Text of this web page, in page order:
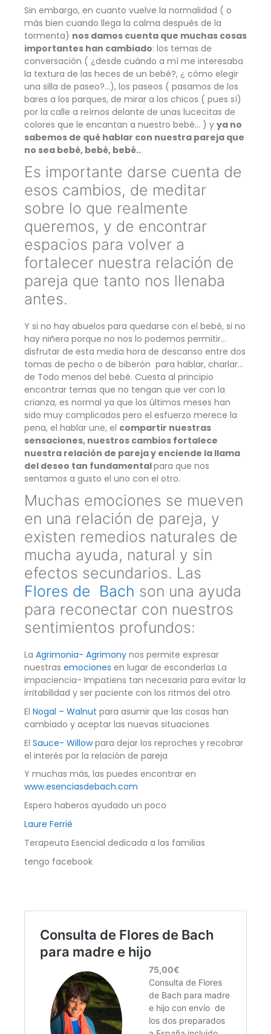
Sin embargo, en cuanto vuelve la normalidad ( o
más bien cuando llega la calma después de la
tormenta) nos damos cuenta que muchas cosas
importantes han cambiado: los temas de
conversación ( ¿desde cuándo a mí me interesaba
la textura de las heces de un bebé?, ¿ cómo elegir
una silla de paseo?…), los paseos ( pasamos de los
bares a los parques, de mirar a los chicos ( pues sí)
por la calle a reírnos delante de unas lucecitas de
colores que le encantan a nuestro bebé… ) y ya no
sabemos de qué hablar con nuestra pareja que
no sea bebé, bebé, bebé..
Es importante darse cuenta de
esos cambios, de meditar
sobre lo que realmente
queremos, y de encontrar
espacios para volver a
fortalecer nuestra relación de
pareja que tanto nos llenaba
antes.
Y si no hay abuelos para quedarse con el bebé, si no
hay niñera porque no nos lo podemos permitir…
disfrutar de esta media hora de descanso entre dos
tomas de pecho o de biberón para hablar, charlar…
de Todo menos del bebé. Cuesta al principio
encontrar temas que no tengan que ver con la
crianza, es normal ya que los últimos meses han
sido muy complicados pero el esfuerzo merece la
pena, el hablar une, el compartir nuestras
sensaciones, nuestros cambios fortalece
nuestra relación de pareja y enciende la llama
del deseo tan fundamentalpara que nos
sentamos a gusto el uno con el otro.
Muchas emociones se mueven
en una relación de pareja, y
existen remedios naturales de
mucha ayuda, natural y sin
efectos secundarios. Las
Flores de Bach son una ayuda
para reconectar con nuestros
sentimientos profundos:
La Agrimonia- Agrimony nos permite expresar
nuestras emociones en lugar de esconderlas La
impaciencia- Impatiens tan necesaria para evitar la
irritabilidad y ser paciente con los ritmos del otro
El Nogal – Walnut para asumir que las cosas han
cambiado y aceptar las nuevas situaciones
El Sauce- Willowpara dejar los reproches y recobrar
el interés por la relación de pareja
Y muchas más, las puedes encontrar en
www.esenciasdebach.com
Espero haberos ayudado un poco
Laure Ferrié
Terapeuta Esencial dedicada a las familias
tengo facebook